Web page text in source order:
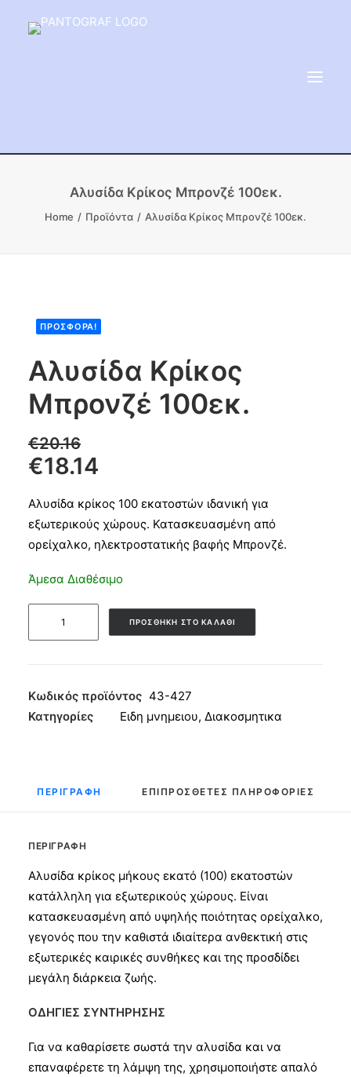
ΕΙΔΗ ΜΝΗΜΕΙΟΥ
ΑΔΑΜΑΝΤΟΦΟΡΟΙ ΔΙΣΚΟΙ
Products
search
CART
Αλυσίδα Κρίκος Μπρονζέ 100εκ.
Home Προϊόντα Αλυσίδα Κρίκος Μπρονζέ 100εκ.
ΠΡΟΣΦΟΡΆ!
Αλυσίδα Κρίκος
Μπρονζέ 100εκ.
€20.16
€18.14
Αλυσίδα κρίκος 100 εκατοστών ιδανική για
εξωτερικούς χώρους. Κατασκευασμένη από
ορείχαλκο, ηλεκτροστατικής βαφής Μπρονζέ.
Άμεσα Διαθέσιμο
ποσότητα
ΠΡΟΣΘΉΚΗ ΣΤΟ ΚΑΛΆΘΙ
Κωδικός προϊόντος 43-427
Κατηγορίες
Ειδη μνημειου, Διακοσμητικα
ΠΕΡΙΓΡΑΦΉ ΕΠΙΠΡΌΣΘΕΤΕΣ ΠΛΗΡΟΦΟΡΊΕΣ
ΠΕΡΙΓΡΑΦΉ
Αλυσίδα κρίκος μήκους εκατό (100) εκατοστών
κατάλληλη για εξωτερικούς χώρους. Είναι
κατασκευασμένη από υψηλής ποιότητας ορείχαλκο,
γεγονός που την καθιστά ιδιαίτερα ανθεκτική στις
εξωτερικές καιρικές συνθήκες και της προσδίδει
μεγάλη διάρκεια ζωής.
ΟΔΗΓΙΕΣ ΣΥΝΤΗΡΗΣΗΣ
Για να καθαρίσετε σωστά την αλυσίδα και να
επαναφέρετε τη λάμψη της, χρησιμοποιήστε απαλό